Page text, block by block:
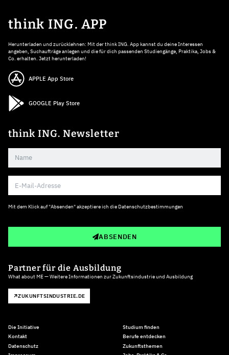
think ING. APP
Herunterladen und zurücklehnen: Mit der think ING. App kannst du deine Interessen
angeben, Suchaufträge anlegen und die für dich passenden Studiengänge, Praktika, Jobs &
Co. erhalten. Jetzt herunterladen!
APPLE App Store
GOOGLE Play Store
think ING. Newsletter
Mit dem Klick auf "Absenden" akzeptiere ich die Datenschutzbestimmungen
ABSENDEN
Partner für die Ausbildung
What about ME — Weitere Informationen zur Zukunftsindustrie und Ausbildung
ZUKUNFTSINDUSTRIE.DE
Die Initiative
Kontakt
Datenschutz
Studium finden
Berufe entdecken
Zukunftsthemen